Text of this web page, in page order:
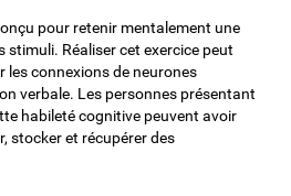
pour retenir mentalement une
Réaliser cet exercice peut
les connexions de neurones
verbale. Les personnes présentant
habileté cognitive peuvent avoir
stocker et récupérer des